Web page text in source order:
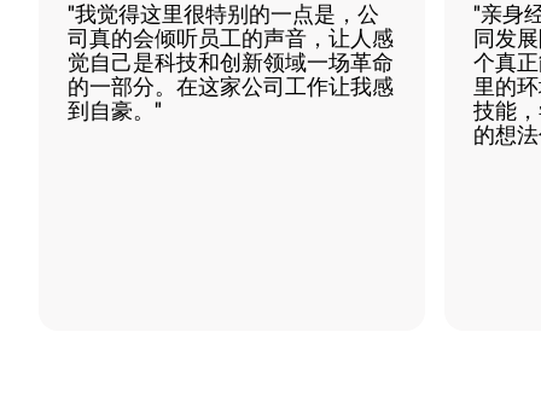
"我觉得这里很特别的一点是，公
司真的会倾听员工的声音，让人感
觉自己是科技和创新领域一场革命
的一部分。在这家公司工作让我感
到自豪。"
"亲身
同发
个真
里的
技能
的想